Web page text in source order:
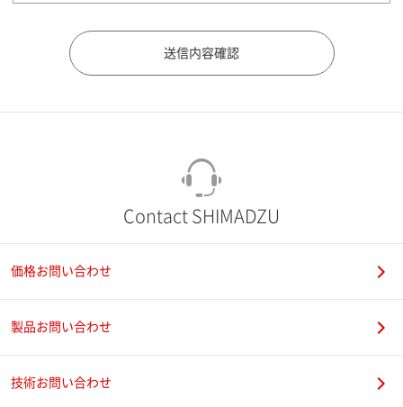
Contact SHIMADZU
価格お問い合わせ
製品お問い合わせ
技術お問い合わせ